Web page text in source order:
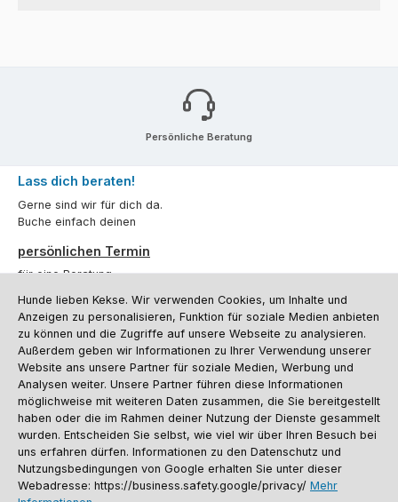
Persönliche Beratung
Lass dich beraten!
Gerne sind wir für dich da.
Buche einfach deinen
persönlichen Termin
für eine Beratung.
Oder über unserKontaktformular.
Vertrag widerrufen
Kundenservice
Informationen
Social Media und Kontakt
Hunde lieben Kekse. Wir verwenden Cookies, um Inhalte und
Anzeigen zu personalisieren, Funktion für soziale Medien anbieten
zu können und die Zugriffe auf unsere Webseite zu analysieren.
Außerdem geben wir Informationen zu Ihrer Verwendung unserer
Website ans unsere Partner für soziale Medien, Werbung und
Analysen weiter. Unsere Partner führen diese Informationen
möglichweise mit weiteren Daten zusammen, die Sie bereitgestellt
haben oder die im Rahmen deiner Nutzung der Dienste gesammelt
wurden. Entscheiden Sie selbst, wie viel wir über Ihren Besuch bei
uns erfahren dürfen. Informationen zu den Datenschutz und
Nutzungsbedingungen von Google erhalten Sie unter dieser
Webadresse: https://business.safety.google/privacy/ Mehr